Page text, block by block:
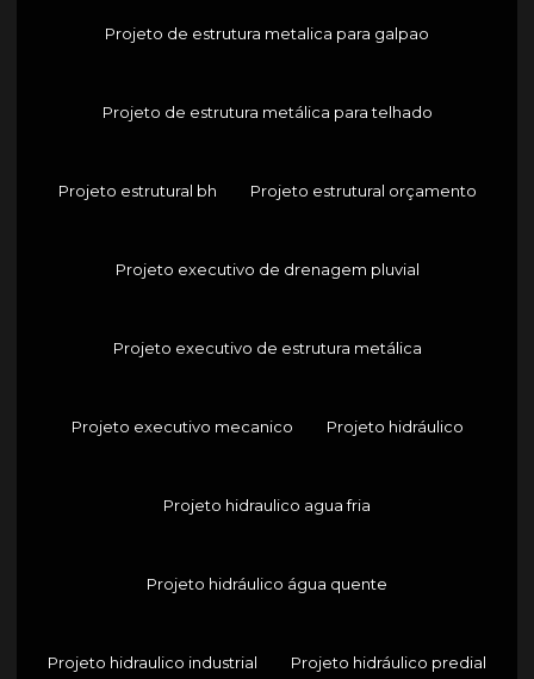
Projeto de estrutura metalica para galpao
Projeto de estrutura metálica para telhado
Projeto estrutural bh Projeto estrutural orçamento
Projeto executivo de drenagem pluvial
Projeto executivo de estrutura metálica
Projeto executivo mecanico Projeto hidráulico
Projeto hidraulico agua fria
Projeto hidráulico água quente
Projeto hidraulico industrial Projeto hidráulico predial